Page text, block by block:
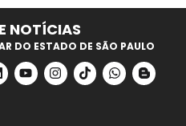
NOTÍCIAS
DO ESTADO DE SÃO PAULO